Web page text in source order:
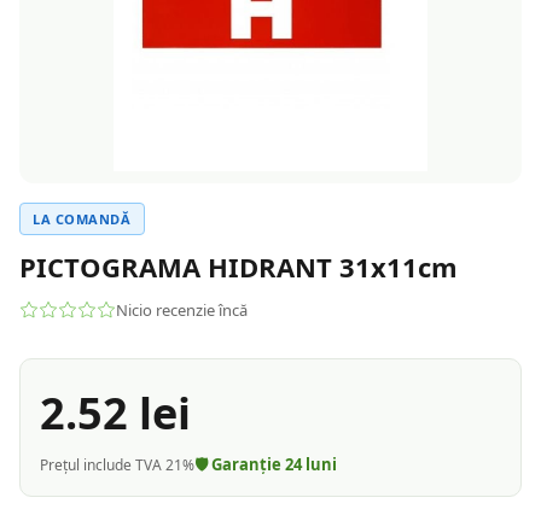
LA COMANDĂ
PICTOGRAMA HIDRANT 31x11cm
Nicio recenzie încă
2.52 lei
Prețul include TVA 21%🛡️ Garanție 24luni